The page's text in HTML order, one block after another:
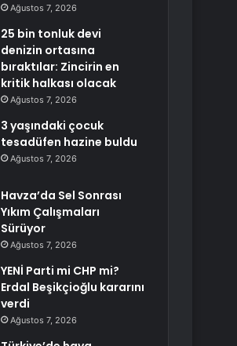
Ağustos 7, 2026
25 bin tonluk devi
denizin ortasına
bıraktılar: Zincirin en
kritik halkası olacak
Ağustos 7, 2026
3 yaşındaki çocuk
tesadüfen hazine buldu
Ağustos 7, 2026
Havza’da Sel Sonrası
Yıkım Çalışmaları
Sürüyor
Ağustos 7, 2026
YENİ Parti mi CHP mi?
Erdal Beşikçioğlu kararını
verdi
Ağustos 7, 2026